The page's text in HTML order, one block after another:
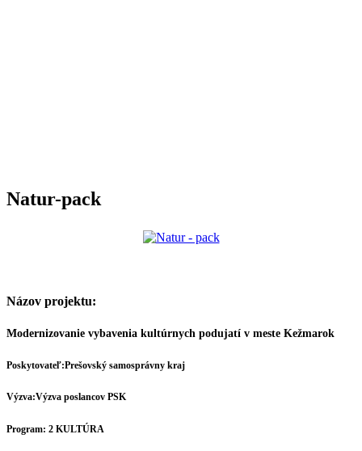
Natur-pack
Názov projektu:
Modernizovanie vybavenia kultúrnych podujatí v meste Kežmarok
Poskytovateľ:Prešovský samosprávny kraj
Výzva:Výzva poslancov PSK
Program: 2 KULTÚRA